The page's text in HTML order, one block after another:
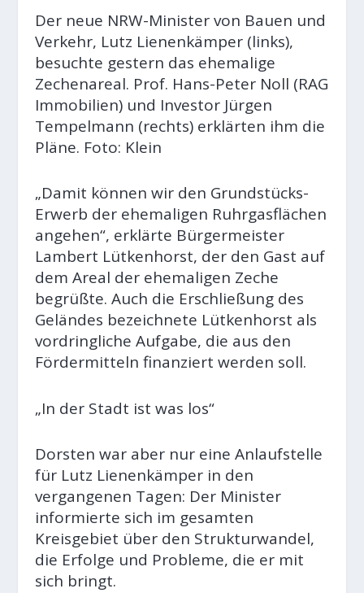
Der neue NRW-Minister von Bauen und
Verkehr, Lutz Lienenkämper (links),
besuchte gestern das ehemalige
Zechenareal. Prof. Hans-Peter Noll (RAG
Immobilien) und Investor Jürgen
Tempelmann (rechts) erklärten ihm die
Pläne. Foto: Klein
„Damit können wir den Grundstücks-
Erwerb der ehemaligen Ruhrgasflächen
angehen“, erklärte Bürgermeister
Lambert Lütkenhorst, der den Gast auf
dem Areal der ehemaligen Zeche
begrüßte. Auch die Erschließung des
Geländes bezeichnete Lütkenhorst als
vordringliche Aufgabe, die aus den
Fördermitteln finanziert werden soll.
„In der Stadt ist was los“
Dorsten war aber nur eine Anlaufstelle
für Lutz Lienenkämper in den
vergangenen Tagen: Der Minister
informierte sich im gesamten
Kreisgebiet über den Strukturwandel,
die Erfolge und Probleme, die er mit
sich bringt.